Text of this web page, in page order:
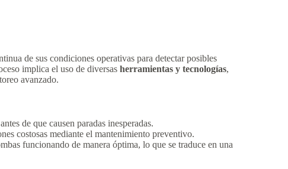
de sus condiciones operativas para detectar posibles
implica el uso de diversasherramientas y tecnologías,
avanzado.
de que causen paradas inesperadas.
costosas mediante el mantenimiento preventivo.
funcionando de manera óptima, lo que se traduce en una